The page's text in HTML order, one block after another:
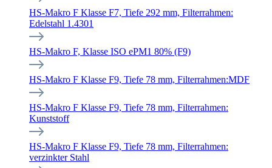
HS-Makro F Klasse F7, Tiefe 292 mm, Filterrahmen:
Edelstahl 1.4301
HS-Makro F, Klasse ISO ePM1 80% (F9)
HS-Makro F Klasse F9, Tiefe 78 mm, Filterrahmen:MDF
HS-Makro F Klasse F9, Tiefe 78 mm, Filterrahmen:
Kunststoff
HS-Makro F Klasse F9, Tiefe 78 mm, Filterrahmen:
verzinkter Stahl